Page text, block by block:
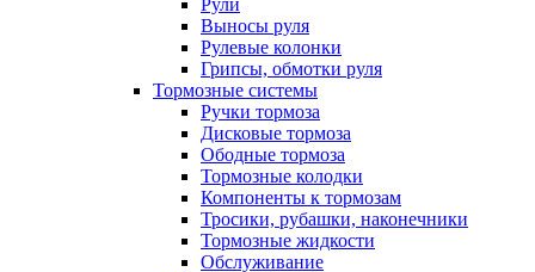
Выносы руля
Рулевые колонки
Грипсы, обмотки руля
Тормозные системы
Ручки тормоза
Дисковые тормоза
Ободные тормоза
Тормозные колодки
Компоненты к тормозам
Тросики, рубашки, наконечники
Тормозные жидкости
Обслуживание